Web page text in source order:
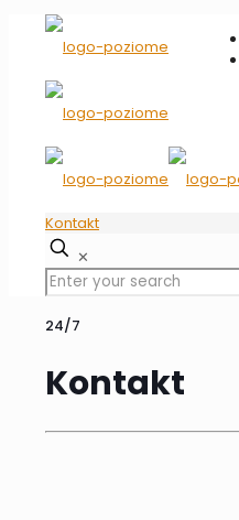
Kontakt
✕
24/7
Kontakt